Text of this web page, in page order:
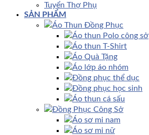
Tuyển Thợ Phụ
SẢN PHẨM
Áo Thun Đồng Phục
Áo thun Polo công sở
Áo thun T-Shirt
Áo Quà Tặng
Áo lớp áo nhóm
Đồng phục thể dục
Đồng phục học sinh
Áo thun cá sấu
Đồng Phục Công Sở
Áo sơ mi nam
Áo sơ mi nữ